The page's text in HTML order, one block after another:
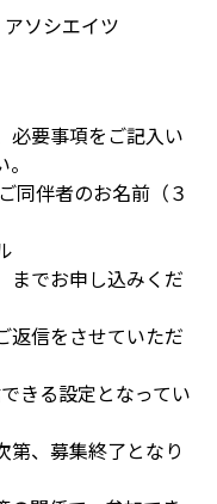
ソシエイツ
必要事項をご記入い
同伴者のお名前（３
までお申し込みくだ
返信をさせていただ
きる設定となってい
、募集終了となり